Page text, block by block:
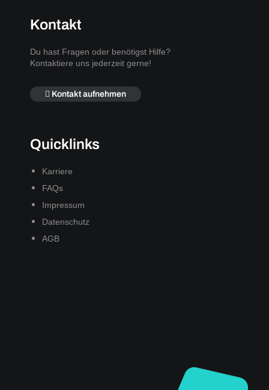
Kontakt
Du hast Fragen oder benötigst Hilfe?
Kontaktiere uns jederzeit gerne!
Kontakt aufnehmen
Quicklinks
Karriere
FAQs
Impressum
Datenschutz
AGB